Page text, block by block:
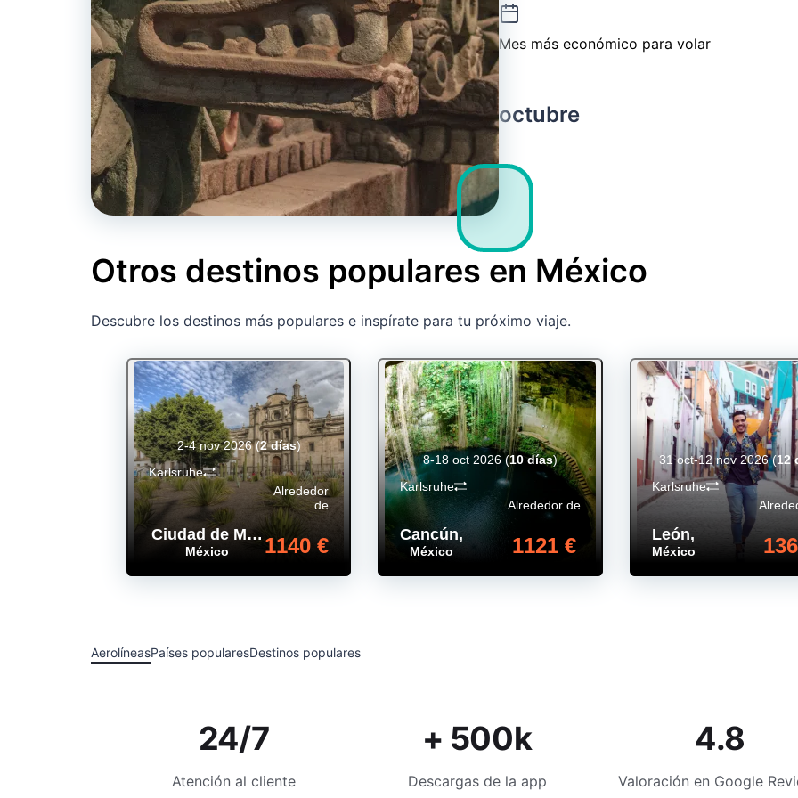
Mes más económico para volar
octubre
Otros destinos populares en México
Descubre los destinos más populares e inspírate para tu próximo viaje.
Ciudad de México
México
Alrededor
de
1140 €
Karlsruhe
2-4 nov 2026(2 días)
Cancún,
México
Alrededor de
1121 €
Karlsruhe
8-18 oct 2026(10 días)
León,
México
Karlsruhe
31 oct-12 nov 2026(12
AerolíneasPaíses popularesDestinos populares
24/7
Atención al cliente
+ 500k
Descargas de la app
4.8
Valoración en Google